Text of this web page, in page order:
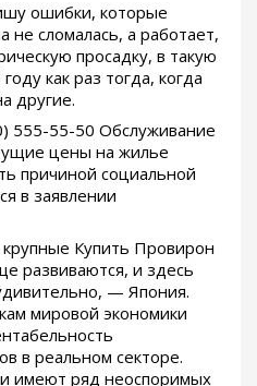
ошибки, которые
не сломалась, а работает,
просадку, в такую
как раз тогда, когда
другие.
555-55-50 Обслуживание
цены на жилье
причиной социальной
в заявлении
Купить Провирон
развиваются, и здесь
— Япония.
мировой экономики
в реальном секторе.
имеют ряд неоспоримых